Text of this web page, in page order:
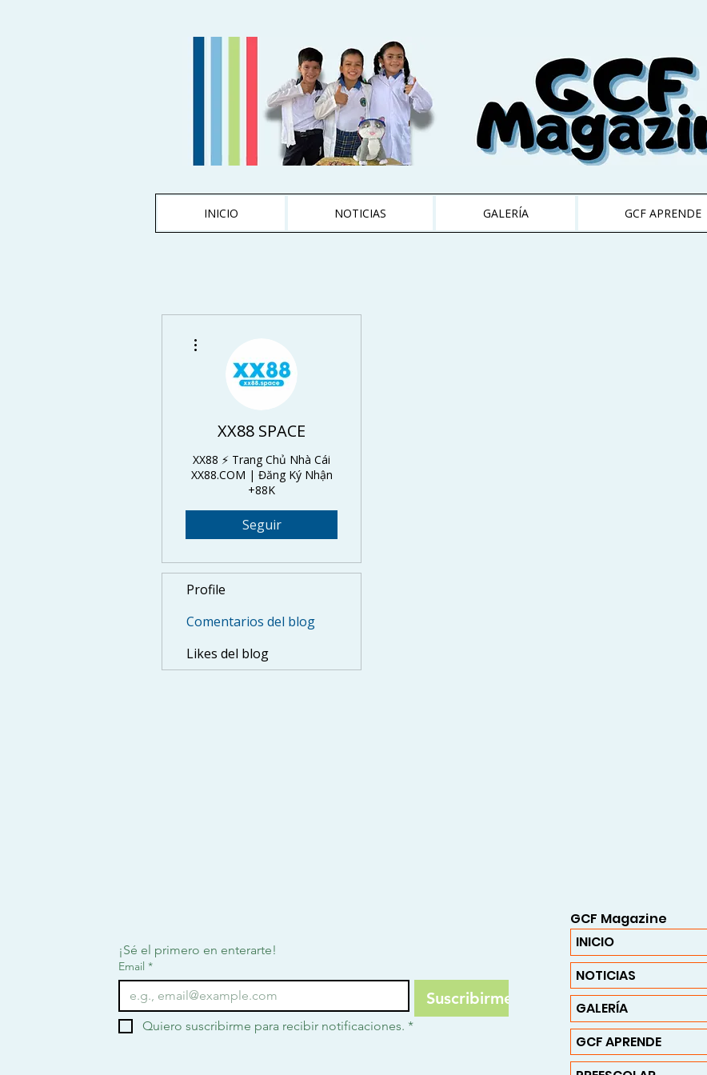
INICIO NOTICIAS GALERÍA GCF APRENDE
XX88 SPACE
XX88 ⚡️ Trang Chủ Nhà Cái
XX88.COM | Đăng Ký Nhận
+88K
Seguir
Profile
Comentarios del blog
Likes del blog
¡Sé el primero en enterarte!
Email *
Suscribirme
Quiero suscribirme para recibir notificaciones. *
GCF Magazine
INICIO
NOTICIAS
GALERÍA
GCF APRENDE